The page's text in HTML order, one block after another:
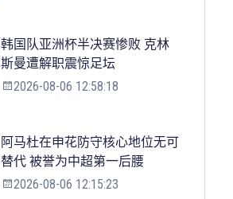
韩国队亚洲杯半决赛惨败 克林
斯曼遭解职震惊足坛
2026-08-06 12:58:18
阿马杜在申花防守核心地位无可
替代 被誉为中超第一后腰
2026-08-06 12:15:23